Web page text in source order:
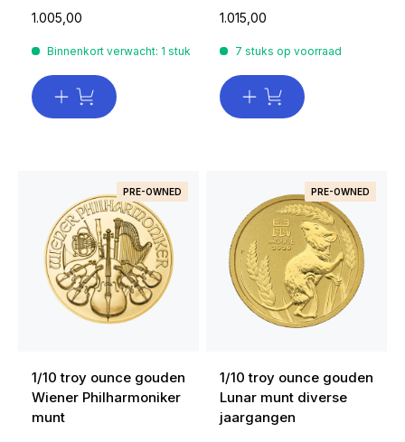
1.005,00
Binnenkort verwacht: 1 stuk
1.015,00
7 stuks op voorraad
PRE-OWNED
1/10 troy ounce gouden
Wiener Philharmoniker
munt
PRE-OWNED
1/10 troy ounce gouden
Lunar munt diverse
jaargangen